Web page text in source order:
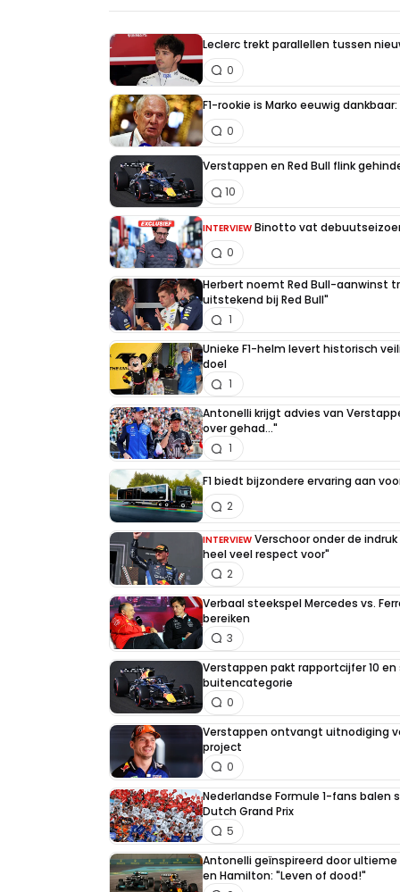
Leclerc trekt parallellen tussen
0
F1-rookie is Marko eeuwig
0
Verstappen en Red Bull flink
10
INTERVIEW Binotto vat
0
Herbert noemt Red Bull-aanwinst
uitstekend bij Red Bull"
1
Unieke F1-helm levert historisch
doel
1
Antonelli krijgt advies van
over gehad..."
1
F1 biedt bijzondere ervaring aan
2
INTERVIEW Verschoor onder de
heel veel respect voor"
2
Verbaal steekspel Mercedes vs.
bereiken
3
Verstappen pakt rapportcijfer 10
buitencategorie
0
Verstappen ontvangt uitnodiging
project
0
Nederlandse Formule 1-fans
Dutch Grand Prix
5
Antonelli geïnspireerd door
en Hamilton: "Leven of dood!"